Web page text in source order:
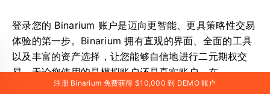
登录您的 Binarium 账户是迈向更智能、更具策略性交易
体验的第一步。Binarium 拥有直观的界面、全面的工具
以及丰富的资产选择，让您能够自信地进行二元期权交
易。无论您使用的是模拟账户还是真实账户，在
Binarium 上的每一次交易都能帮助您提升交易技巧，并
注册 Binarium 免费获得 $10,000 到 DEMO 账户